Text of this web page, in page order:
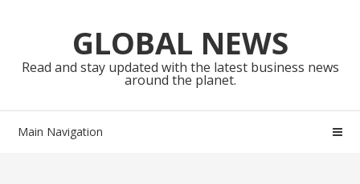
navigationGLOBAL NEWS
Read and stay updated with the latest business news
around the planet.
Main Navigation